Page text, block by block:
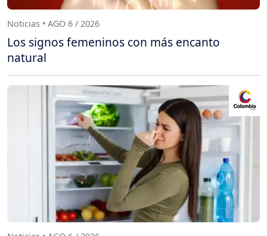
Noticias • AGO 6 / 2026
Los signos femeninos con más encanto
natural